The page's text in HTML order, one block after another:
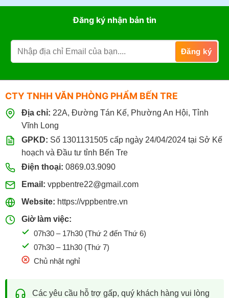
Đăng ký nhận bản tin
CTY TNHH VĂN PHÒNG PHẨM BẾN TRE
Địa chỉ: 22A, Đường Tán Kế, Phường An Hội, Tỉnh
Vĩnh Long
GPKD: Số 1301131505 cấp ngày 24/04/2024 tại Sở Kế
hoạch và Đầu tư tỉnh Bến Tre
Điện thoại: 0869.03.9090
Email: vppbentre22@gmail.com
Website: https://vppbentre.vn
Giờ làm việc:
07h30 – 17h30 (Thứ 2 đến Thứ 6)
07h30 – 11h30 (Thứ 7)
Chủ nhật nghỉ
Các yêu cầu hỗ trợ gấp, quý khách hàng vui lòng